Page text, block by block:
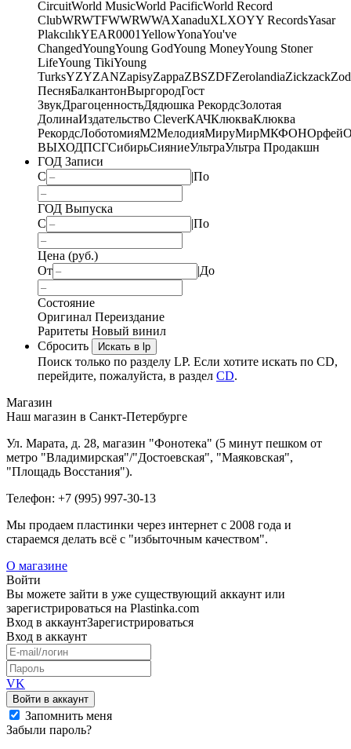
CircuitWorld MusicWorld PacificWorld Record
ClubWRWTFWWRWWAXanaduXLXOYY RecordsYasar
PlakcılıkYEAR0001YellowYonaYou've
ChangedYoungYoung GodYoung MoneyYoung Stoner
LifeYoung TikiYoung
TurksYZYZANZapisyZappaZBSZDFZerolandiaZickzack
ПесняБалкантонВыргородГост
ЗвукДрагоценностьДядюшка РекордсЗолотая
ДолинаИздательство CleverКАЧКлюкваКлюква
РекордсЛоботомияМ2МелодияМируМирМКФОНОрфей
ВЫХОДПСГСибирьСияниеУльтраУльтра Продакшн
ГОД Записи
С
|По
ГОД Выпуска
С
|По
Цена (руб.)
От
|До
Состояние
Оригинал Переиздание
Раритеты Новый винил
Сбросить
Искать в lp
Поиск только по разделу LP. Если хотите искать по CD,
перейдите, пожалуйста, в раздел CD.
Магазин
Наш магазин в Санкт-Петербурге
Ул. Марата, д. 28, магазин "Фонотека" (5 минут пешком от
метро "Владимирская"/"Достоевская", "Маяковская",
"Площадь Восстания").
Телефон: +7 (995) 997-30-13
Мы продаем пластинки через интернет c 2008 года и
стараемся делать всё с "избыточным качеством".
О магазине
Войти
Вы можете зайти в уже существующий аккаунт или
зарегистрироваться на Plastinka.com
Вход в аккаунтЗарегистрироваться
Вход в аккаунт
VK
Войти в аккаунт
Запомнить меня
Забыли пароль?